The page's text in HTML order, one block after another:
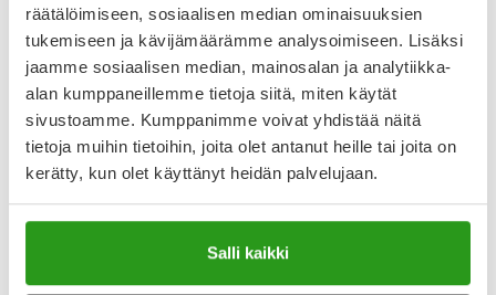
räätälöimiseen, sosiaalisen median ominaisuuksien
tukemiseen ja kävijämäärämme analysoimiseen. Lisäksi
jaamme sosiaalisen median, mainosalan ja analytiikka-
alan kumppaneillemme tietoja siitä, miten käytät
sivustoamme. Kumppanimme voivat yhdistää näitä
tietoja muihin tietoihin, joita olet antanut heille tai joita on
kerätty, kun olet käyttänyt heidän palvelujaan.
Salli kaikki
Muistuttajan avulla pidät huolen, että tilaat tarvitsemasi
tuotteet ajoissa, eivätkä ne lopu kesken.
Lisää tuote muistuttajaan
Lue lisää muistuttajasta
Kela-korvattavuus ja reseptin toimitusmaksu
Tämä tuote ei ole Kela-korvattava. Reseptin
toimitusmaksu 2,46 € lisätään tuotteen hintaan.